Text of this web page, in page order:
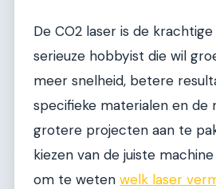
De CO2 laser is de
serieuze hobbyist die wil
meer snelheid, betere
specifieke materialen en de
grotere projecten aan te
kiezen van de juiste
om te weten welk laser